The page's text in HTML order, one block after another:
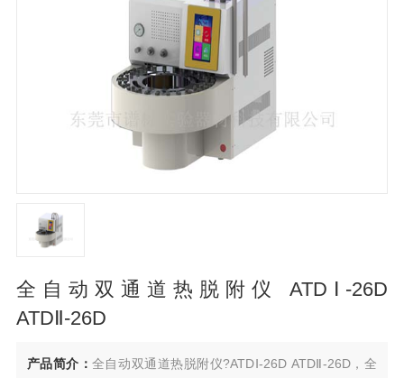
全自动双通道热脱附仪 ATDⅠ-26D
ATDⅡ-26D
产品简介： 全自动双通道热脱附仪?ATDⅠ-26D ATDⅡ-26D，全